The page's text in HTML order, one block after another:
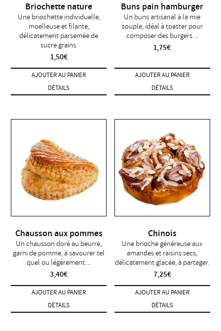
Briochette nature
Une briochette individuelle,
moelleuse et filante,
délicatement parsemée de
sucre grains.
1,50€
AJOUTER AU PANIER
DÉTAILS
Buns pain hamburger
Un buns artisanal à la mie
souple, idéal à toaster pour
composer des burgers ...
1,75€
AJOUTER AU PANIER
DÉTAILS
Chausson aux pommes
Un chausson doré au beurre,
garni de pomme, à savourer tel
quel ou légèrement ...
3,40€
AJOUTER AU PANIER
DÉTAILS
Chinois
Une brioche généreuse aux
amandes et raisins secs,
délicatement glacée, à partager.
7,25€
AJOUTER AU PANIER
DÉTAILS